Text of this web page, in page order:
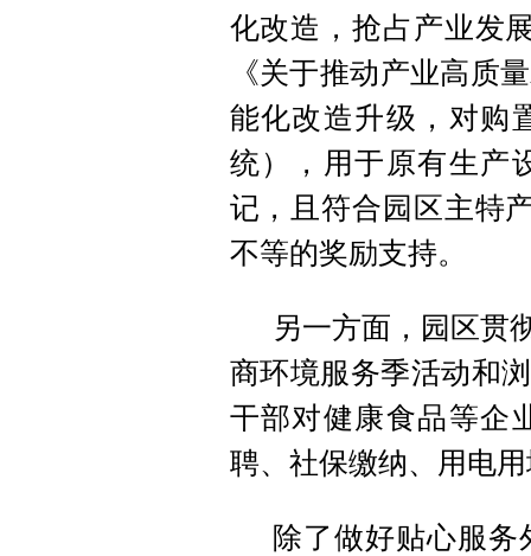
化改造，抢占产业发
《关于推动产业高质
能化改造升级，对购
统），用于原有生产
记，且符合园区主特
不等的奖励支持。
另一方面，园区贯
商环境服务季活动和
干部对健康食品等企
聘、社保缴纳、用电
除了做好贴心服